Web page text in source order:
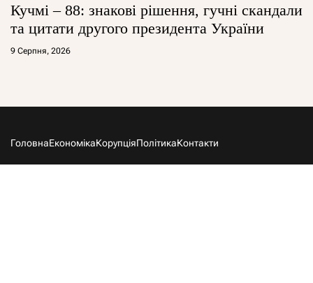
Кучмі – 88: знакові рішення, гучні скандали
та цитати другого президента України
9 Серпня, 2026
ГоловнаЕкономікаКорупціяПолітикаКонтакти